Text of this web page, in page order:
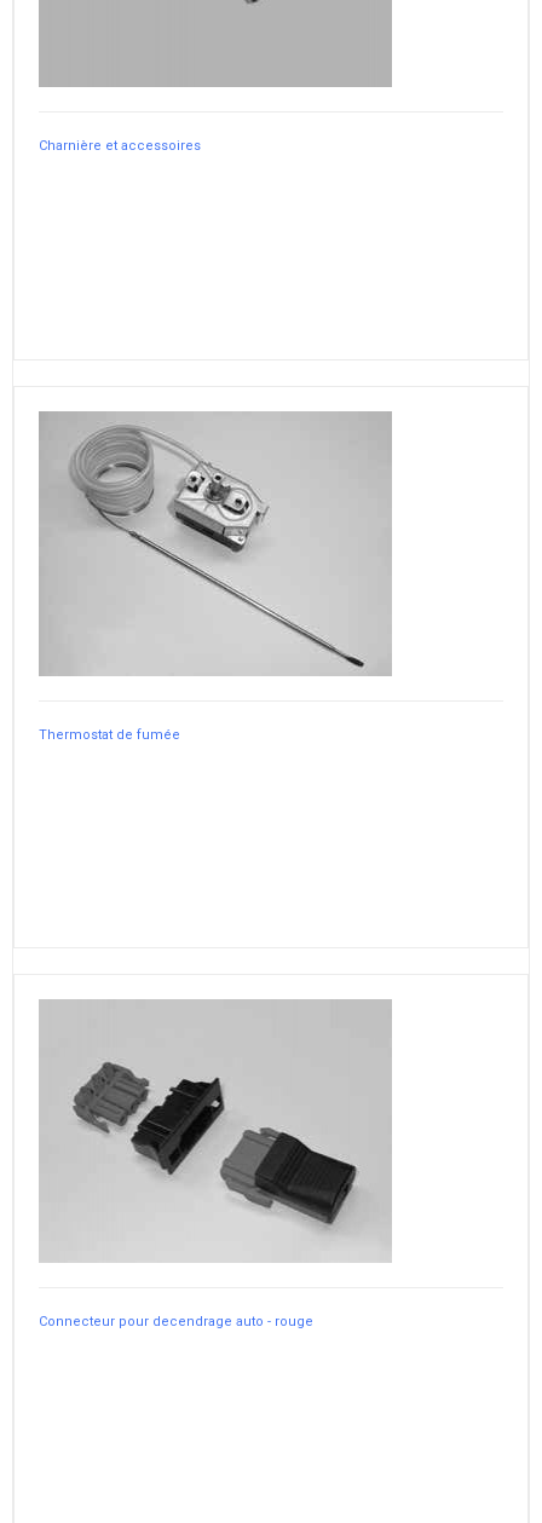
Charnière et accessoires
Thermostat de fumée
Connecteur pour decendrage auto - rouge